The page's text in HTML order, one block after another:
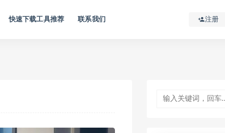
快速下载工具推荐 联系我们 注册